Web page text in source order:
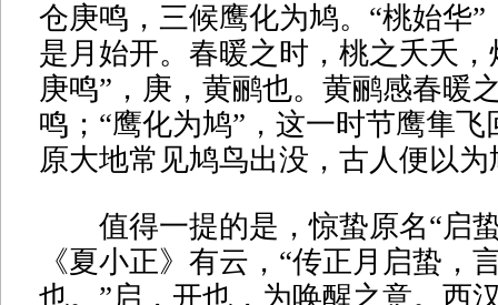
仓庚鸣，三候鹰化为鸠。“桃始华
是月始开。春暖之时，桃之夭夭，
庚鸣”，庚，黄鹂也。黄鹂感春暖
鸣；“鹰化为鸠”，这一时节鹰隼
原大地常见鸠鸟出没，古人便以为
值得一提的是，惊蛰原名“启
《夏小正》有云，“传正月启蛰，
也。”启，开也，为唤醒之意。西